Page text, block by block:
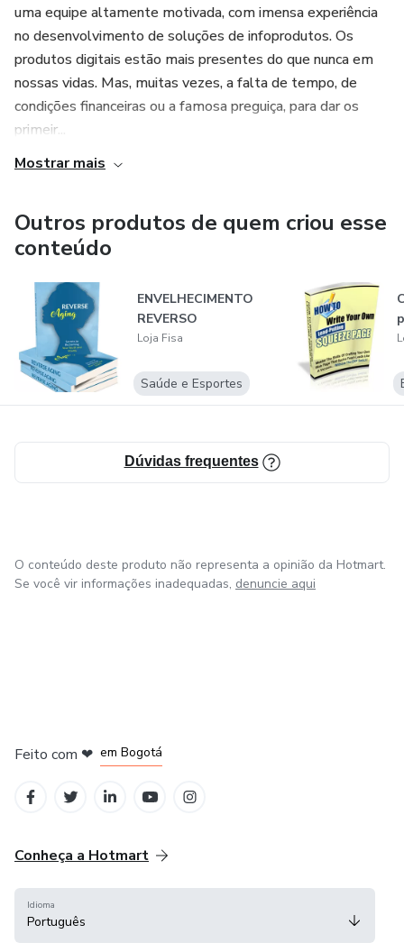
uma equipe altamente motivada, com imensa experiência
no desenvolvimento de soluções de infoprodutos. Os
produtos digitais estão mais presentes do que nunca em
nossas vidas. Mas, muitas vezes, a falta de tempo, de
condições financeiras ou a famosa preguiça, para dar os
primeir...
Mostrar mais
Outros produtos de quem criou esse
conteúdo
ENVELHECIMENTO
REVERSO
Loja Fisa
Saúde e Esportes
Dúvidas frequentes
O conteúdo deste produto não representa a opinião da Hotmart.
Se você vir informações inadequadas, denuncie aqui
Feito com ❤ em Bogotá
Conheça a Hotmart
Idioma
Português